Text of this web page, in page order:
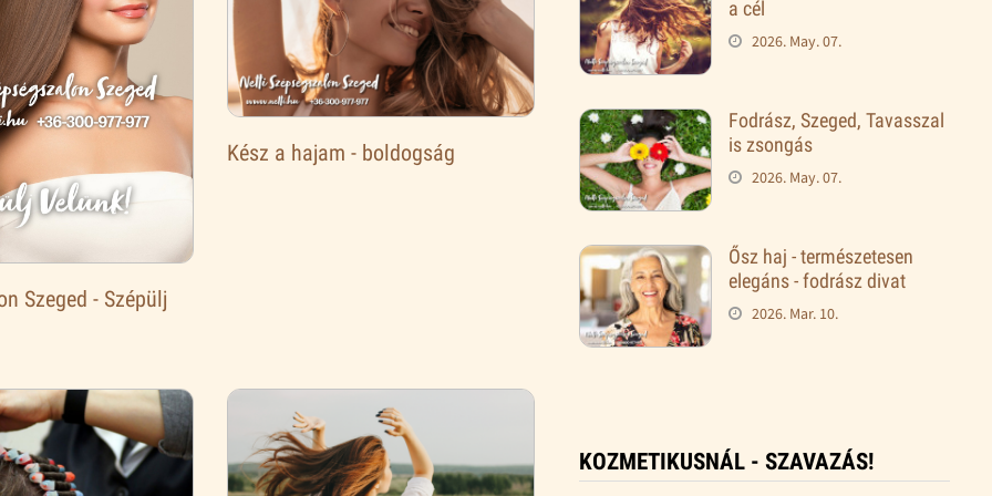
Szeged - Szépülj
Kész a hajam - boldogság
a cél
2026. May. 07.
Fodrász, Szeged, Tavasszal
is zsongás
2026. May. 07.
Ősz haj - természetesen
elegáns - fodrász divat
2026. Mar. 10.
KOZMETIKUSNÁL - SZAVAZÁS!